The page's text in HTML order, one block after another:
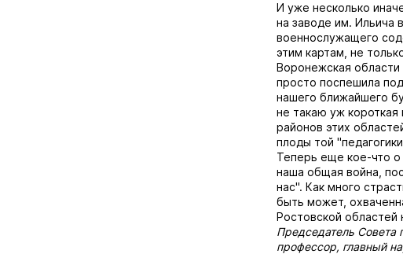
И уже несколько
на заводе им. Ильича
военнослужащего
этим картам, не
Воронежская
просто поспешила
нашего ближайшего
не такаю уж
районов этих
плоды той
Теперь еще кое-что о
наша общая война,
нас". Как много
быть может,
Ростовской
Председатель Совета
профессор, главный